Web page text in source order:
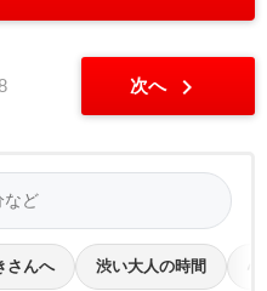
次へ chevron_right
さんへ 渋い大人の時間 心